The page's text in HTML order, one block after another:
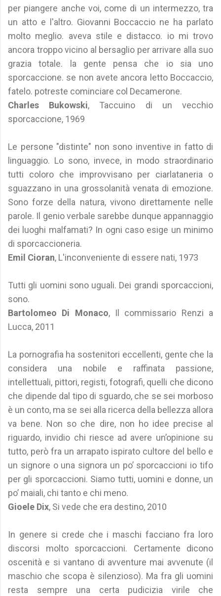
per piangere anche voi, come di un intermezzo, tra
un atto e l'altro. Giovanni Boccaccio ne ha parlato
molto meglio. aveva stile e distacco. io mi trovo
ancora troppo vicino al bersaglio per arrivare alla suo
grazia totale. la gente pensa che io sia uno
sporcaccione. se non avete ancora letto Boccaccio,
fatelo. potreste cominciare col Decamerone.
Charles Bukowski, Taccuino di un vecchio
sporcaccione, 1969
Le persone "distinte" non sono inventive in fatto di
linguaggio. Lo sono, invece, in modo straordinario
tutti coloro che improvvisano per ciarlataneria o
sguazzano in una grossolanità venata di emozione.
Sono forze della natura, vivono direttamente nelle
parole. Il genio verbale sarebbe dunque appannaggio
dei luoghi malfamati? In ogni caso esige un minimo
di sporcaccioneria.
Emil Cioran, L'inconveniente di essere nati, 1973
Tutti gli uomini sono uguali. Dei grandi sporcaccioni,
sono.
Bartolomeo Di Monaco, Il commissario Renzi a
Lucca, 2011
La pornografia ha sostenitori eccellenti, gente che la
considera una nobile e raffinata passione,
intellettuali, pittori, registi, fotografi, quelli che dicono
che dipende dal tipo di sguardo, che se sei morboso
è un conto, ma se sei alla ricerca della bellezza allora
va bene. Non so che dire, non ho idee precise al
riguardo, invidio chi riesce ad avere un’opinione su
tutto, però fra un arrapato ispirato cultore del bello e
un signore o una signora un po’ sporcaccioni io tifo
per gli sporcaccioni. Siamo tutti, uomini e donne, un
po’ maiali, chi tanto e chi meno.
Gioele Dix, Si vede che era destino, 2010
In genere si crede che i maschi facciano fra loro
discorsi molto sporcaccioni. Certamente dicono
oscenità e si vantano di avventure mai avvenute (il
maschio che scopa è silenzioso). Ma fra gli uomini
resta sempre una certa pudicizia virile che